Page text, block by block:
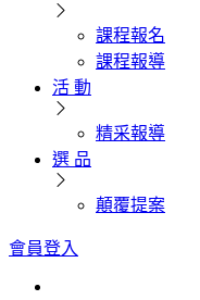
課程報名
課程報導
活 動
精采報導
選 品
顛覆提案
會員登入